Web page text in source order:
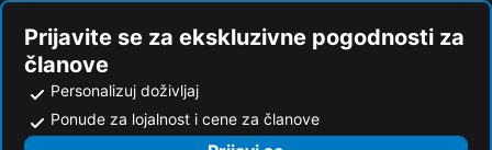
Prijavite se za ekskluzivne pogodnosti za
članove
Personalizuj doživljaj
Ponude za lojalnost i cene za članove